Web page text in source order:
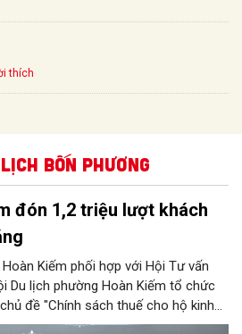
thích
bốn phương
đón 1,2 triệu lượt khách
Kiếm phối hợp với Hội Tư vấn
Du lịch phường Hoàn Kiếm tổ chức
đề "Chính sách thuế cho hộ kinh
lịch".